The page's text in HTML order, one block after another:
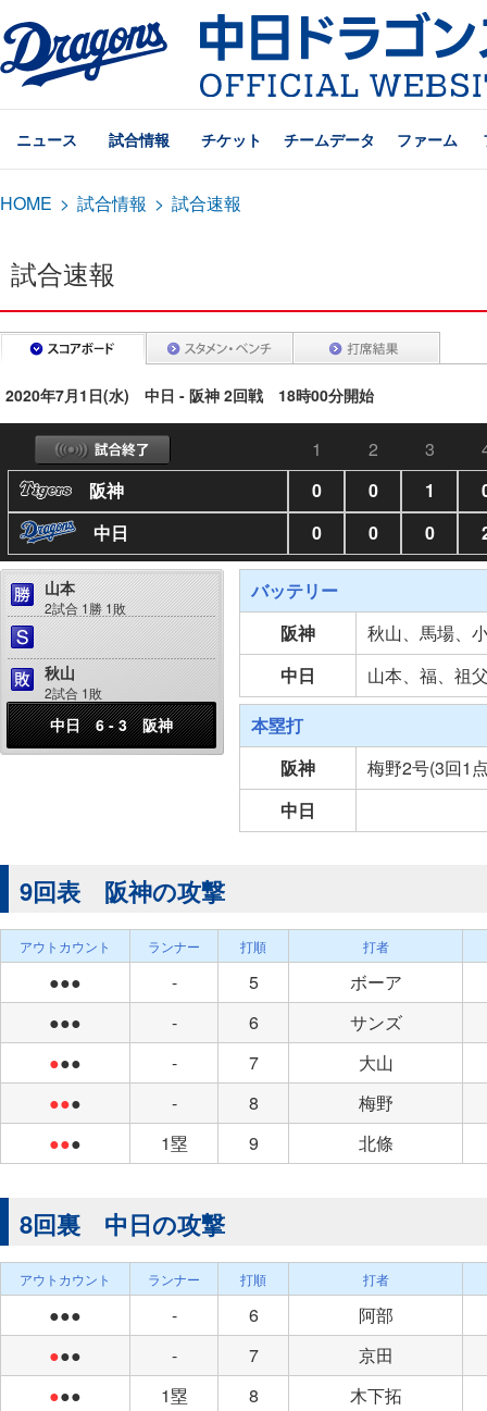
ニュース 試合情報 チケット チームデータ ファーム
HOME > 試合情報 > 試合速報
試合速報
2020年7月1日(水) 中日 - 阪神 2回戦 18時00分開始
1 2 3
阪神
0 0 1
中日
0 0 0
山本
2試合 1勝 1敗
秋山
2試合 1敗
中日 6 - 3 阪神
バッテリー
阪神
秋山、馬場、
中日
山本、福、祖
本塁打
阪神
梅野2号(3回1
中日
9回表 阪神の攻撃
アウトカウント ランナー 打順 打者
●●● - 5
ボーア
●●●
- 6
サンズ
●●● - 7
大山
●●● - 8
梅野
●●● 1塁 9 北條
8回裏 中日の攻撃
アウトカウント ランナー 打順 打者
●●● - 6
阿部
●●● - 7
京田
●●● 1塁 8
木下拓